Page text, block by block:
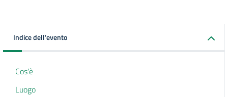
Indice dell'evento
Cos'è
Luogo